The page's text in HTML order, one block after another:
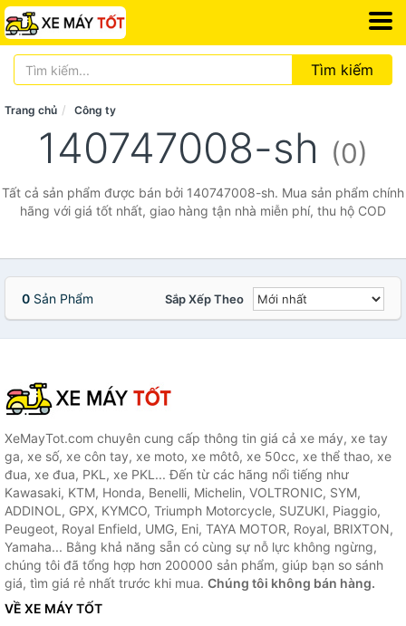
Tìm kiếm
Trang chủ Công ty
140747008-sh (0)
Tất cả sản phẩm được bán bởi 140747008-sh. Mua sản phẩm chính
hãng với giá tốt nhất, giao hàng tận nhà miễn phí, thu hộ COD
0 Sản Phẩm Sắp Xếp Theo
XeMayTot.com chuyên cung cấp thông tin giá cả xe máy, xe tay
ga, xe số, xe côn tay, xe moto, xe môtô, xe 50cc, xe thể thao, xe
đua, xe đua, PKL, xe PKL... Đến từ các hãng nổi tiếng như
Kawasaki, KTM, Honda, Benelli, Michelin, VOLTRONIC, SYM,
ADDINOL, GPX, KYMCO, Triumph Motorcycle, SUZUKI, Piaggio,
Peugeot, Royal Enfield, UMG, Eni, TAYA MOTOR, Royal, BRIXTON,
Yamaha... Bằng khả năng sẵn có cùng sự nỗ lực không ngừng,
chúng tôi đã tổng hợp hơn 200000 sản phẩm, giúp bạn so sánh
giá, tìm giá rẻ nhất trước khi mua. Chúng tôi không bán hàng.
VỀ XE MÁY TỐT